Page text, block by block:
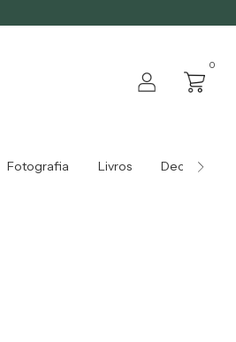
0
Fotografia Livros Decoração